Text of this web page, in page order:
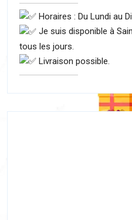
Horaires : Du Lundi au
Je suis disponible à
tous les jours.
Livraison possible.